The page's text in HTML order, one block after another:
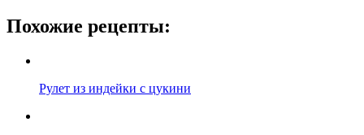
Похожие рецепты:
Рулет из индейки с цукини